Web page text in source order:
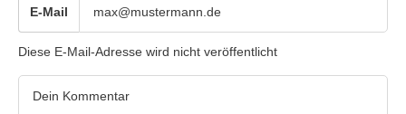
E-Mail
Diese E-Mail-Adresse wird nicht veröffentlicht